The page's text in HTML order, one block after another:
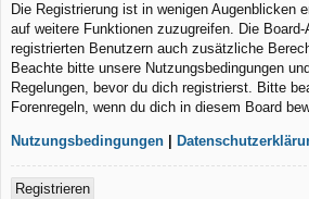
Die Registrierung ist in wenigen Augenblicken
auf weitere Funktionen zuzugreifen. Die
registrierten Benutzern auch zusätzliche
Beachte bitte unsere Nutzungsbedingungen
Regelungen, bevor du dich registrierst. Bitte
Forenregeln, wenn du dich in diesem Board
Nutzungsbedingungen
Registrieren